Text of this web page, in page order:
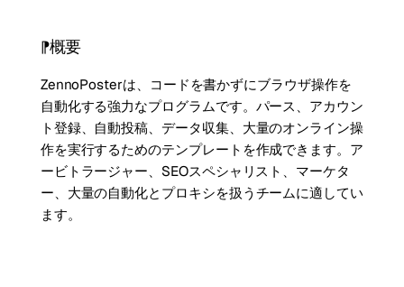
概要
ZennoPosterは、コードを書かずにブラウザ操作を
自動化する強力なプログラムです。パース、アカウン
ト登録、自動投稿、データ収集、大量のオンライン操
作を実行するためのテンプレートを作成できます。ア
ービトラージャー、SEOスペシャリスト、マーケタ
ー、大量の自動化とプロキシを扱うチームに適してい
ます。